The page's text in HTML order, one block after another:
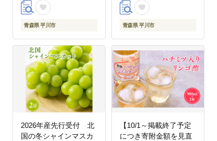
青森県 平川市 青森県 平川市
2026年産先行受付 北
国の冬シャインマスカ
【10/1～掲載終了予定
につき寄附金額を見直